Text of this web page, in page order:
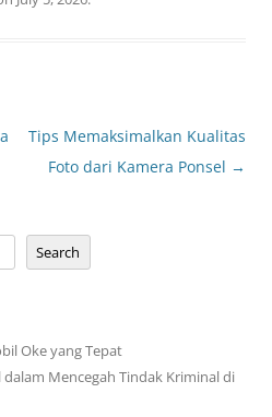
Tips Memaksimalkan Kualitas
Foto dari Kamera Ponsel →
Search
Oke yang Tepat
Mencegah Tindak Kriminal di